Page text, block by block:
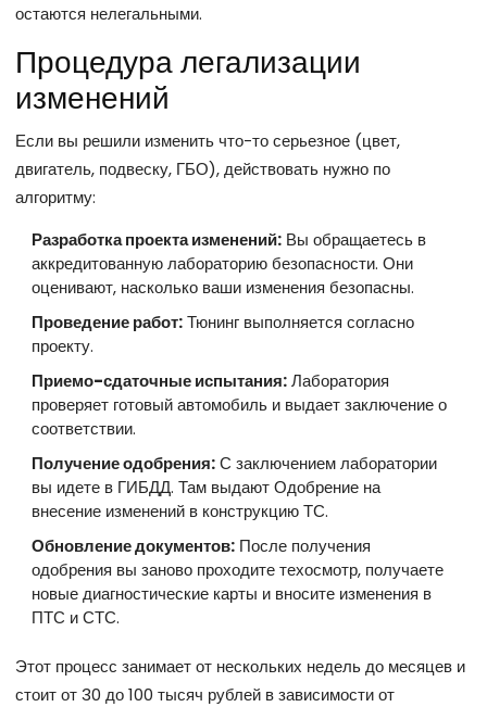
остаются нелегальными.
Процедура легализации
изменений
Если вы решили изменить что-то серьезное (цвет,
двигатель, подвеску, ГБО), действовать нужно по
алгоритму:
Разработка проекта изменений: Вы обращаетесь в
аккредитованную лабораторию безопасности. Они
оценивают, насколько ваши изменения безопасны.
Проведение работ:Тюнинг выполняется согласно
проекту.
Приемо-сдаточные испытания:Лаборатория
проверяет готовый автомобиль и выдает заключение о
соответствии.
Получение одобрения:С заключением лаборатории
вы идете в ГИБДД. Там выдают Одобрение на
внесение изменений в конструкцию ТС.
Обновление документов: После получения
одобрения вы заново проходите техосмотр, получаете
новые диагностические карты и вносите изменения в
ПТС и СТС.
Этот процесс занимает от нескольких недель до месяцев и
стоит от 30 до 100 тысяч рублей в зависимости от